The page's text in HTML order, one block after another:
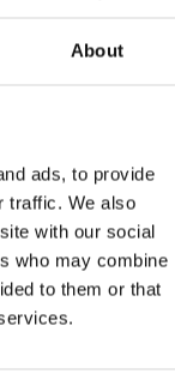
About
ads, to provide
traffic. We also
with our social
who may combine
to them or that